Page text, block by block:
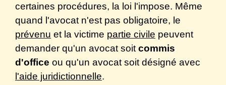
certaines procédures, la loi l'impose. Même
quand l'avocat n'est pas obligatoire, le
prévenu et la victime partie civile peuvent
demander qu'un avocat soit commis
d'office ou qu'un avocat soit désigné avec
l'aide juridictionnelle.